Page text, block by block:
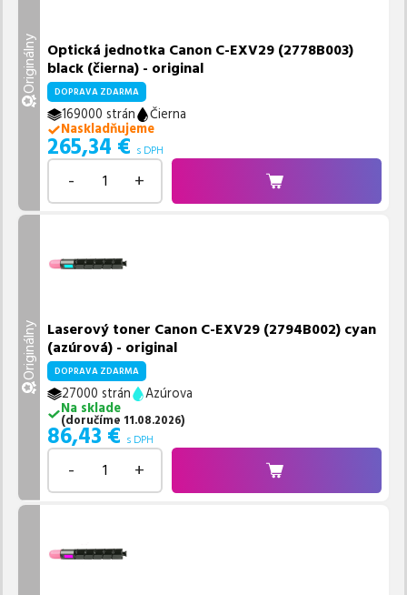
Originálny Optická jednotka Canon C-EXV29 (2778B003)
black (čierna) - original
DOPRAVA ZDARMA
169000 strán
Čierna
Naskladňujeme
265,34 € s DPH
- +
Originálny Laserový toner Canon C-EXV29 (2794B002) cyan
(azúrová) - original
DOPRAVA ZDARMA
27000 strán
Azúrova
Na sklade
(doručíme 11.08.2026)
86,43 € s DPH
- +